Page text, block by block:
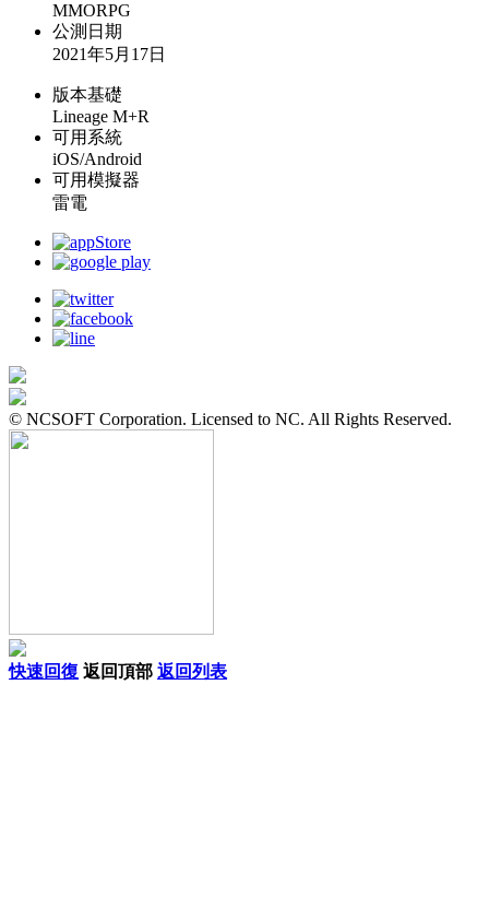
MMORPG
公測日期
2021年5月17日
版本基礎
Lineage M+R
可用系統
iOS/Android
可用模擬器
雷電
© NCSOFT Corporation. Licensed to NC. All Rights Reserved.
快速回復 返回頂部 返回列表